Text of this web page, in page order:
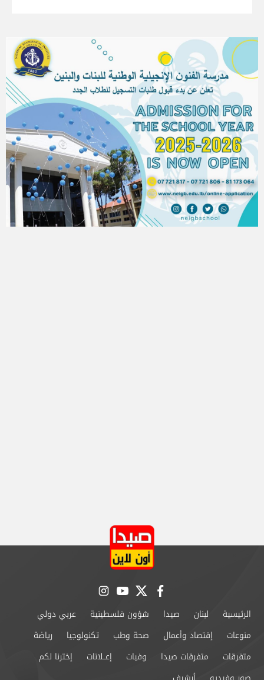
facebook
twitter
youtube
instagram
الرئيسية لبنان صيدا شؤون فلسطينية
عربي دولي
منوعات
إقتصاد وأعمال صحة وطب تكنولوجيا
رياضة
متفرقات
متفرقات صيدا وفيات إعــلانات
إخترنا لكم